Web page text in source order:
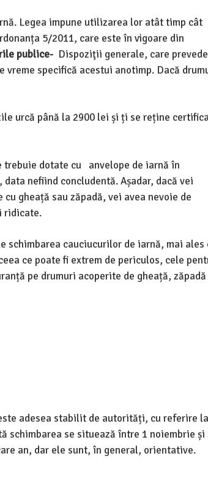
Legea impune utilizarea lor atât timp cât
5/2011, care este în vigoare din
publice- Dispoziţii generale, care
specifică acestui anotimp. Dacă
urcă până la 2900 lei și ți se reține
dotate cu anvelope de iarnă în
nefiind concludentă. Așadar, dacă vei
gheață sau zăpadă, vei avea nevoie de
ridicate.
schimbarea cauciucurilor de iarnă, mai ales
ce poate fi extrem de periculos, cele
pe drumuri acoperite de gheață, zăpadă
adesea stabilit de autorități, cu referire la
schimbarea se situează între 1 noiembrie și
an, dar ele sunt, în general, orientative.